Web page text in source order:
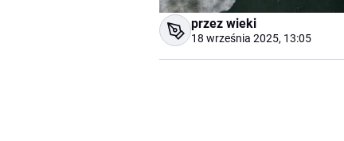
przez wieki
18 września 2025, 13:05